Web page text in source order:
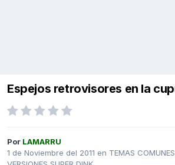
Espejos retrovisores en la
Por LAMARRU
1 de Noviembre del 2011 en TEMAS